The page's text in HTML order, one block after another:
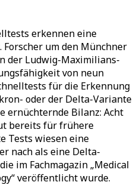
erkennen eine
um den Münchner
der Ludwig-Maximilians-
von neun
für die Erkennung
oder der Delta-Variante
ernüchternde Bilanz: Acht
bereits für frühere
Tests wiesen eine
nach als eine Delta-
im Fachmagazin „Medical
veröffentlicht wurde.